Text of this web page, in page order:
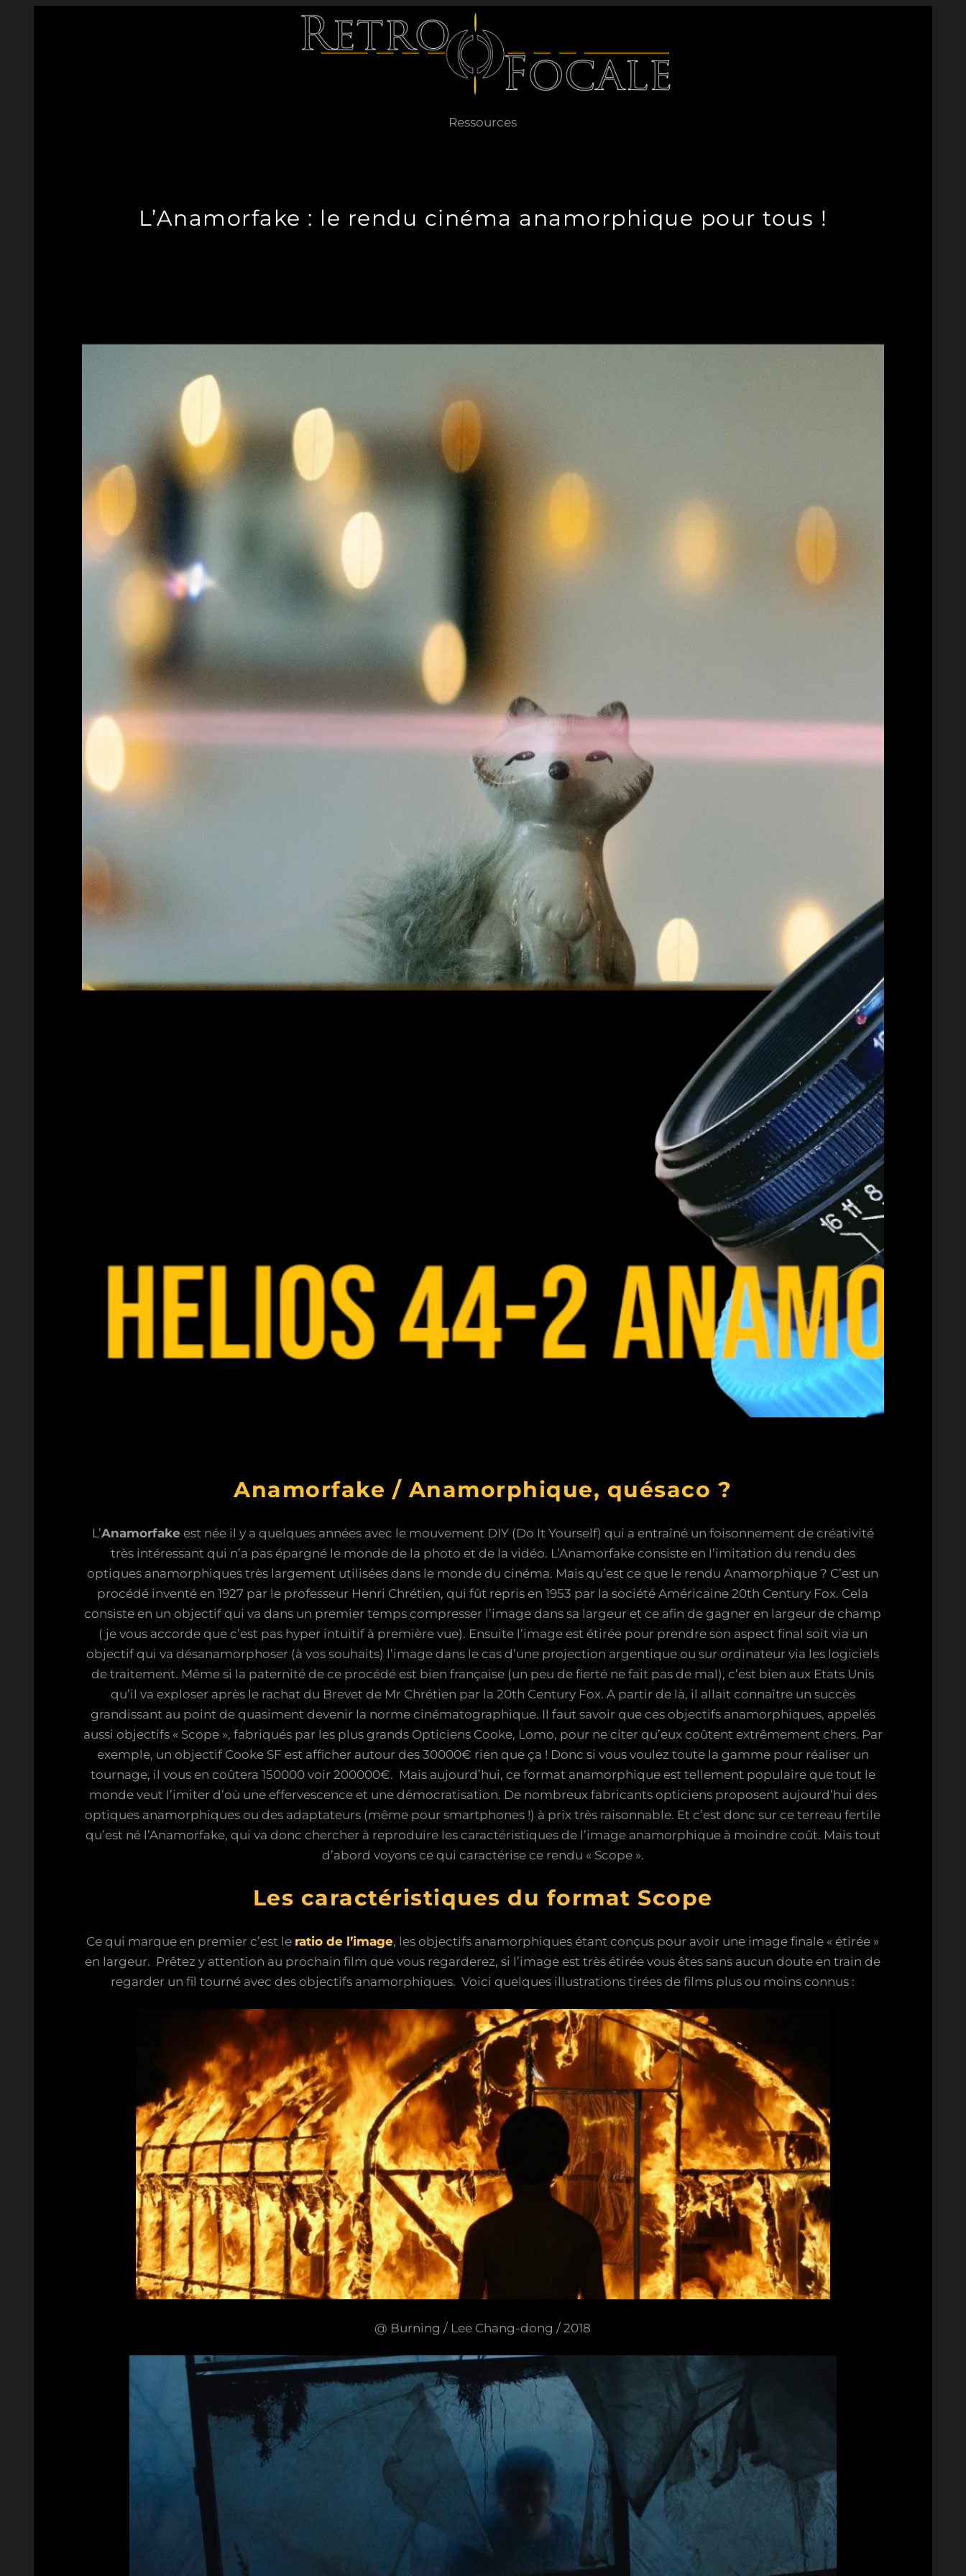
Ressources
L’Anamorfake : le rendu cinéma anamorphique pour tous !
Anamorfake / Anamorphique, quésaco ?
L’Anamorfakeest née il y a quelques années avec le mouvement DIY (Do It Yourself) qui a entraîné un foisonnement de créativité
très intéressant qui n’a pas épargné le monde de la photo et de la vidéo. L’Anamorfake consiste en l’imitation du rendu des
optiques anamorphiques très largement utilisées dans le monde du cinéma. Mais qu’est ce que le rendu Anamorphique ? C’est un
procédé inventé en 1927 par le professeur Henri Chrétien, qui fût repris en 1953 par la société Américaine 20th Century Fox. Cela
consiste en un objectif qui va dans un premier temps compresser l’image dans sa largeur et ce afin de gagner en largeur de champ
( je vous accorde que c’est pas hyper intuitif à première vue). Ensuite l’image est étirée pour prendre son aspect final soit via un
objectif qui va désanamorphoser (à vos souhaits) l’image dans le cas d’une projection argentique ou sur ordinateur via les logiciels
de traitement. Même si la paternité de ce procédé est bien française (un peu de fierté ne fait pas de mal), c’est bien aux Etats Unis
qu’il va exploser après le rachat du Brevet de Mr Chrétien par la 20th Century Fox. A partir de là, il allait connaître un succès
grandissant au point de quasiment devenir la norme cinématographique. Il faut savoir que ces objectifs anamorphiques, appelés
aussi objectifs « Scope », fabriqués par les plus grands Opticiens Cooke, Lomo, pour ne citer qu’eux coûtent extrêmement chers. Par
exemple, un objectif Cooke SF est afficher autour des 30000€ rien que ça ! Donc si vous voulez toute la gamme pour réaliser un
tournage, il vous en coûtera 150000 voir 200000€. Mais aujourd’hui, ce format anamorphique est tellement populaire que tout le
monde veut l’imiter d’où une effervescence et une démocratisation. De nombreux fabricants opticiens proposent aujourd’hui des
optiques anamorphiques ou des adaptateurs (même pour smartphones !) à prix très raisonnable. Et c’est donc sur ce terreau fertile
qu’est né l’Anamorfake, qui va donc chercher à reproduire les caractéristiques de l’image anamorphique à moindre coût. Mais tout
d’abord voyons ce qui caractérise ce rendu « Scope ».
Les caractéristiques du format Scope
Ce qui marque en premier c’est le ratio de l’image, les objectifs anamorphiques étant conçus pour avoir une image finale « étirée »
en largeur. Prêtez y attention au prochain film que vous regarderez, si l’image est très étirée vous êtes sans aucun doute en train de
regarder un fil tourné avec des objectifs anamorphiques. Voici quelques illustrations tirées de films plus ou moins connus :
@ Burning / Lee Chang-dong / 2018